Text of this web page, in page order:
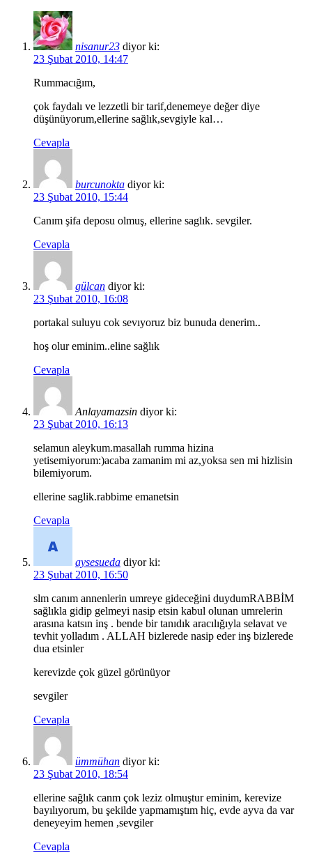
nisanur23 diyor ki:
23 Şubat 2010, 14:47
Rummacığım,
çok faydalı ve lezzetli bir tarif,denemeye değer diye
düşünüyorum,ellerine sağlık,sevgiyle kal…
Cevapla
burcunokta diyor ki:
23 Şubat 2010, 15:44
Canım şifa deposu olmuş, ellerine saglık. sevgiler.
Cevapla
gülcan diyor ki:
23 Şubat 2010, 16:08
portakal suluyu cok sevıyoruz biz bunuda denerim..
hoş olur eminim..eline sağlık
Cevapla
Anlayamazsin diyor ki:
23 Şubat 2010, 16:13
selamun aleykum.masallah rumma hizina
yetisemiyorum:)acaba zamanim mi az,yoksa sen mi hizlisin
bilemiyorum.
ellerine saglik.rabbime emanetsin
Cevapla
aysesueda diyor ki:
23 Şubat 2010, 16:50
slm canım annenlerin umreye gideceğini duydumRABBİM
sağlıkla gidip gelmeyi nasip etsin kabul olunan umrelerin
arasına katsın inş . bende bir tanıdık aracılığıyla selavat ve
tevhit yolladım . ALLAH bizlerede nasip eder inş bizlerede
dua etsinler
kerevizde çok güzel görünüyor
sevgiler
Cevapla
ümmühan diyor ki:
23 Şubat 2010, 18:54
ellerine sağlık canm çok leziz olmuştur eminim, kerevize
bayılıyorum, bu şekilde yapmamıştım hiç, evde ayva da var
deneyeyim hemen ,sevgiler
Cevapla